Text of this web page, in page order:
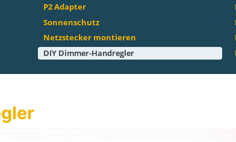
P2 Adapter
Sonnenschutz
Netzstecker montieren
DIY Dimmer-Handregler